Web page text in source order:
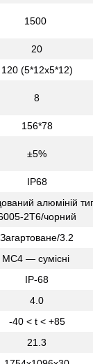
1500
20
120 (5*12х5*12)
8
156*78
±5%
IP68
алюміній
2T6/чорний
Загартоване/3.2
MC4 — сумісні
IP-68
4.0
-40 < t < +85
21.3